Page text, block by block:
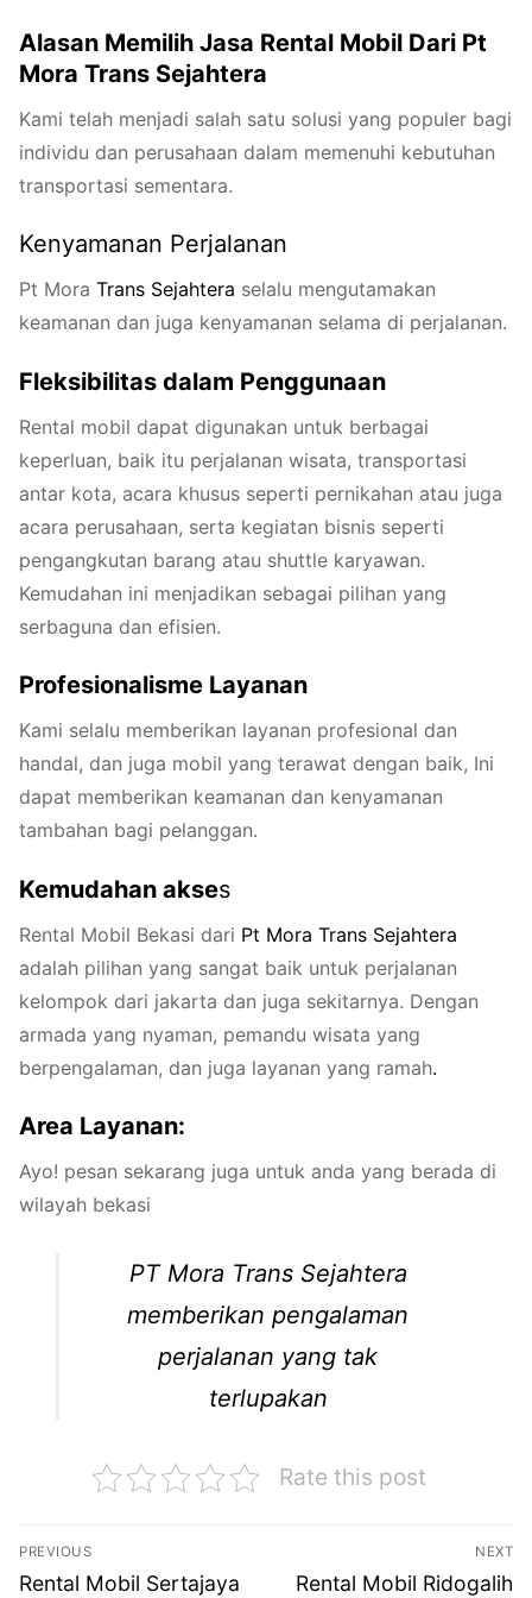
Alasan Memilih Jasa Rental Mobil Dari Pt
Mora Trans Sejahtera
Kami telah menjadi salah satu solusi yang populer bagi
individu dan perusahaan dalam memenuhi kebutuhan
transportasi sementara.
Kenyamanan Perjalanan
Pt Mora Trans Sejahtera selalu mengutamakan
keamanan dan juga kenyamanan selama di perjalanan.
Fleksibilitas dalam Penggunaan
Rental mobil dapat digunakan untuk berbagai
keperluan, baik itu perjalanan wisata, transportasi
antar kota, acara khusus seperti pernikahan atau juga
acara perusahaan, serta kegiatan bisnis seperti
pengangkutan barang atau shuttle karyawan.
Kemudahan ini menjadikan sebagai pilihan yang
serbaguna dan efisien.
Profesionalisme Layanan
Kami selalu memberikan layanan profesional dan
handal, dan juga mobil yang terawat dengan baik, Ini
dapat memberikan keamanan dan kenyamanan
tambahan bagi pelanggan.
Kemudahan akses
Rental Mobil Bekasi dari Pt Mora Trans Sejahtera
adalah pilihan yang sangat baik untuk perjalanan
kelompok dari jakarta dan juga sekitarnya. Dengan
armada yang nyaman, pemandu wisata yang
berpengalaman, dan juga layanan yang ramah.
Area Layanan:
Ayo! pesan sekarang juga untuk anda yang berada di
wilayah bekasi
PT Mora Trans Sejahtera
memberikan pengalaman
perjalanan yang tak
terlupakan
Rate this post
Navigasi
pos
PREVIOUS
Previous
Rental Mobil Sertajaya
NEXT
Next
Rental Mobil Ridogalih